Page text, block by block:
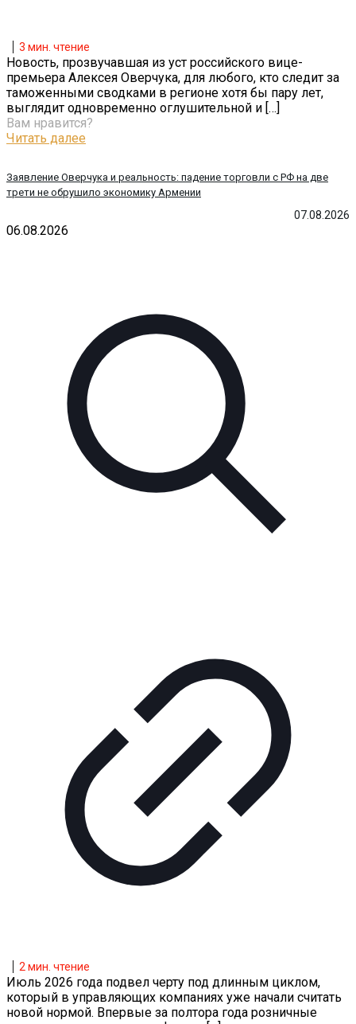
07.08.2026
Заявление Оверчука и реальность: падение торговли с РФ на две
трети не обрушило экономику Армении
3 мин. чтение
Новость, прозвучавшая из уст российского вице-
премьера Алексея Оверчука, для любого, кто следит за
таможенными сводками в регионе хотя бы пару лет,
выглядит одновременно оглушительной и […]
Вам нравится?
Читать далее
06.08.2026
2мин. чтение
Июль 2026 года подвел черту под длинным циклом,
который в управляющих компаниях уже начали считать
новой нормой. Впервые за полтора года розничные